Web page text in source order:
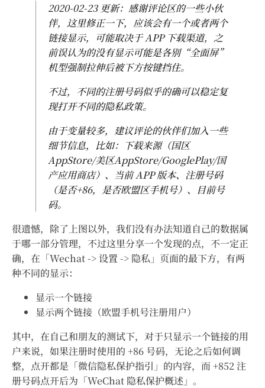
2020-02-23 更新：感谢评论区的一些小伙
伴，这里修正一下，应该会有一个或者两个
链接显示，可能取决于 APP 下载渠道，之
前误认为的没有显示可能是各别“全面屏”
机型强制拉伸后被下方按键挡住。
不过，不同的注册号码似乎的确可以稳定复
现打开不同的隐私政策。
由于变量较多，建议评论的伙伴们加入一些
细节信息，比如：下载来源（国区
AppStore/美区AppStore/GooglePlay/国
产应用商店）、当前 APP 版本、注册号码
（是否+86，是否欧盟区手机号）、目前号
码。
很遗憾，除了上图以外，我们没有办法知道自己的数据属
于哪一部分管理，不过这里分享一个发现的点，不一定正
确，在「Wechat -> 设置 -> 隐私」页面的最下方，有两
种不同的显示：
显示一个链接
显示两个链接（欧盟手机号注册用户）
其中，在自己和朋友的测试下，对于只显示一个链接的用
户来说，如果注册时使用的 +86 号码，无论之后如何调
整，点开都是「微信隐私保护指引」的内容，而 +852 注
册号码点开后为「WeChat 隐私保护概述」。